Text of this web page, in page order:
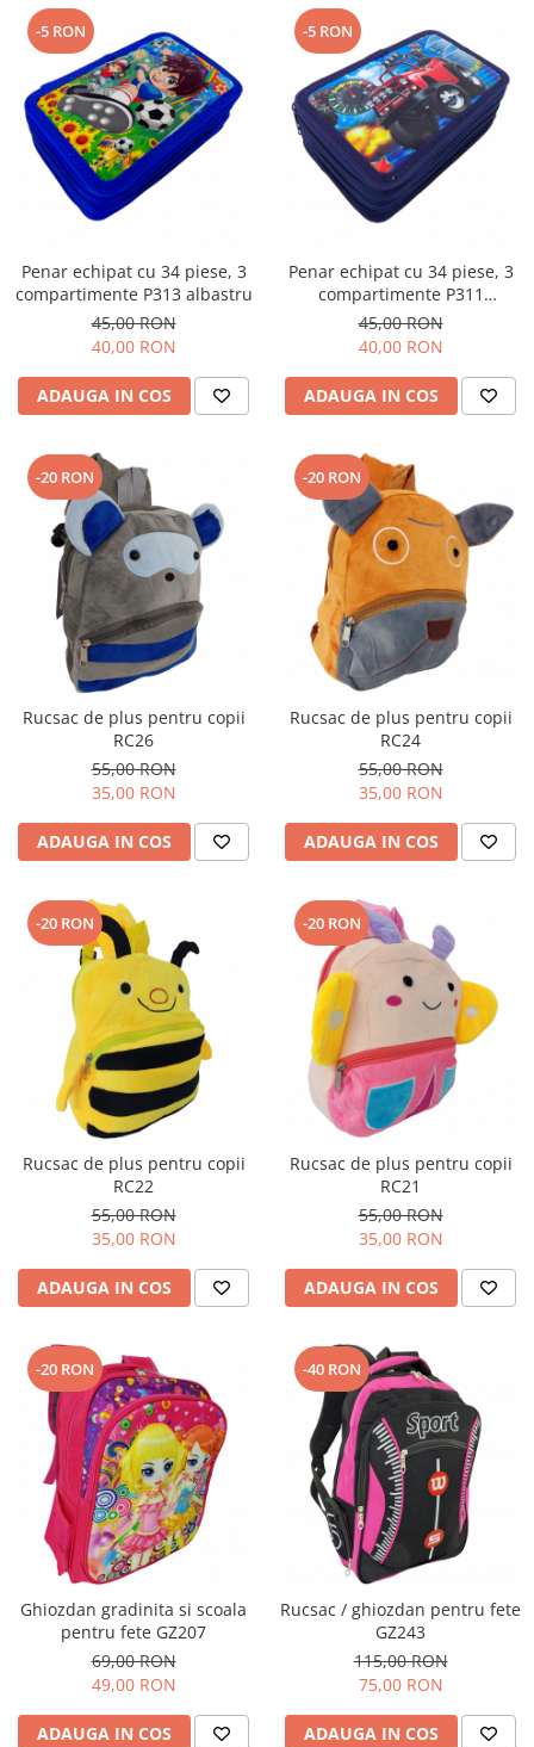
-5 RON
Penar echipat cu 34 piese, 3
compartimente P313 albastru
45,00 RON
40,00 RON
ADAUGA IN COS
-5 RON
Penar echipat cu 34 piese, 3
compartimente P311
bleumarin
45,00 RON
40,00 RON
ADAUGA IN COS
-20 RON
Rucsac de plus pentru copii
RC26
55,00 RON
35,00 RON
ADAUGA IN COS
-20 RON
Rucsac de plus pentru copii
RC24
55,00 RON
35,00 RON
ADAUGA IN COS
-20 RON
Rucsac de plus pentru copii
RC22
55,00 RON
35,00 RON
ADAUGA IN COS
-20 RON
Rucsac de plus pentru copii
RC21
55,00 RON
35,00 RON
ADAUGA IN COS
-20 RON
Ghiozdan gradinita si scoala
pentru fete GZ207
69,00 RON
49,00 RON
ADAUGA IN COS
-40 RON
Rucsac / ghiozdan pentru fete
GZ243
115,00 RON
75,00 RON
ADAUGA IN COS